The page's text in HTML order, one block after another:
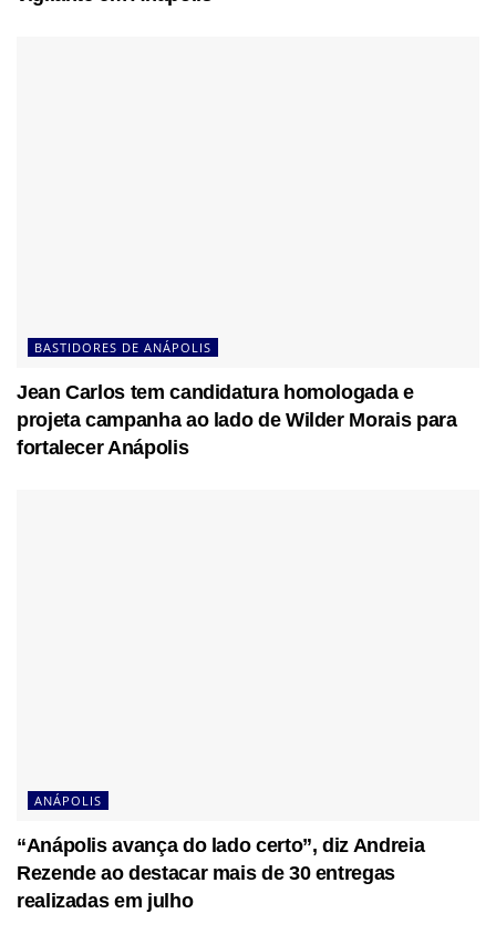
BASTIDORES DE ANÁPOLIS
Jean Carlos tem candidatura homologada e
projeta campanha ao lado de Wilder Morais para
fortalecer Anápolis
ANÁPOLIS
“Anápolis avança do lado certo”, diz Andreia
Rezende ao destacar mais de 30 entregas
realizadas em julho